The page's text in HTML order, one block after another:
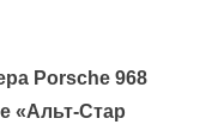
Porsche 968
«Альт-Стар